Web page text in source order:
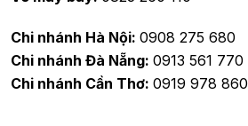
Chi nhánh Hà Nội: 0908 275 680
Chi nhánh Đà Nẵng: 0913 561 770
Chi nhánh Cần Thơ: 0919 978 860